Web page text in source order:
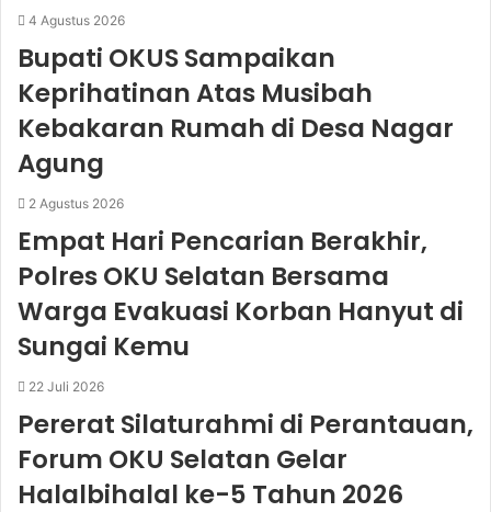
4 Agustus 2026
Bupati OKUS Sampaikan
Keprihatinan Atas Musibah
Kebakaran Rumah di Desa Nagar
Agung
2 Agustus 2026
Empat Hari Pencarian Berakhir,
Polres OKU Selatan Bersama
Warga Evakuasi Korban Hanyut di
Sungai Kemu
22 Juli 2026
Pererat Silaturahmi di Perantauan,
Forum OKU Selatan Gelar
Halalbihalal ke-5 Tahun 2026